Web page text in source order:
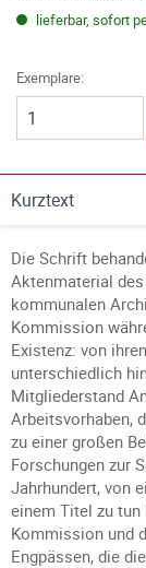
lieferbar, sofort
Exemplare:
Kurztext
Die Schrift
Aktenmaterial
kommunalen
Kommission
Existenz: von
unterschiedlich
Mitgliederstand
Arbeitsvorhaben,
zu einer großen
Forschungen zur
Jahrhundert, von
einem Titel zu tun
Kommission und
Engpässen, die